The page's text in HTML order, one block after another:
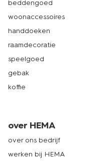
beddengoed
woonaccessoires
handdoeken
raamdecoratie
speelgoed
gebak
koffie
over HEMA
over ons bedrijf
werken bij HEMA